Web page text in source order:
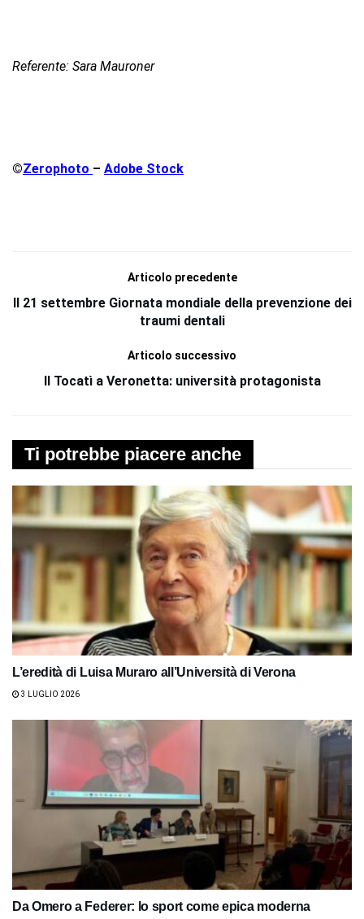
Referente: Sara Mauroner
©Zerophoto – Adobe Stock
Articolo precedente
Il 21 settembre Giornata mondiale della prevenzione dei
traumi dentali
Articolo successivo
Il Tocatì a Veronetta: università protagonista
Ti potrebbe piacere anche
L’eredità di Luisa Muraro all’Università di Verona
3 LUGLIO 2026
Da Omero a Federer: lo sport come epica moderna